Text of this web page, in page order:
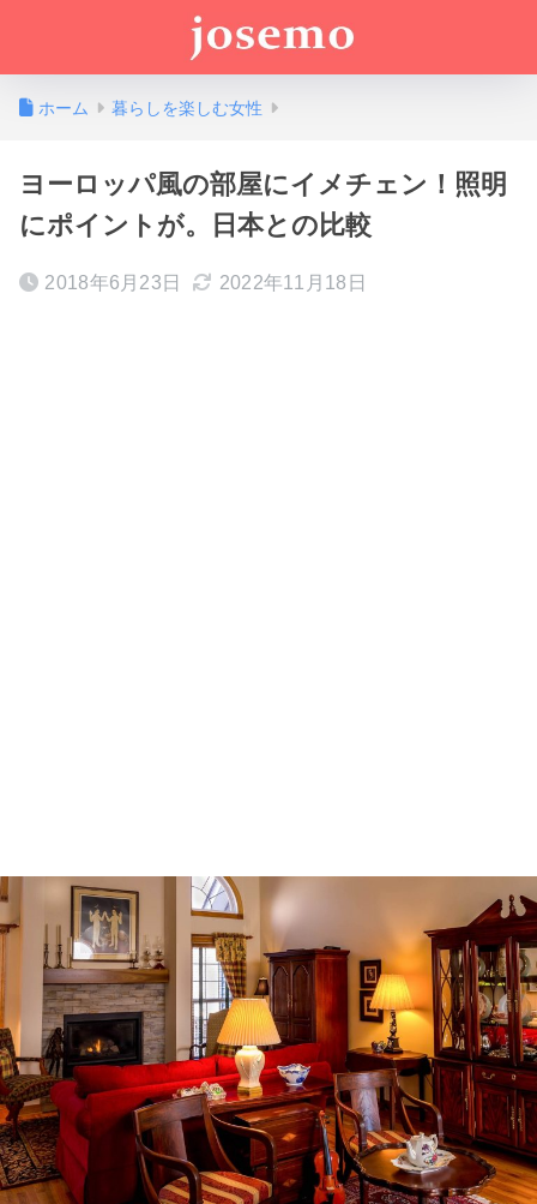
ホーム 暮らしを楽しむ女性
ヨーロッパ風の部屋にイメチェン！照明
にポイントが。日本との比較
2018年6月23日 2022年11月18日